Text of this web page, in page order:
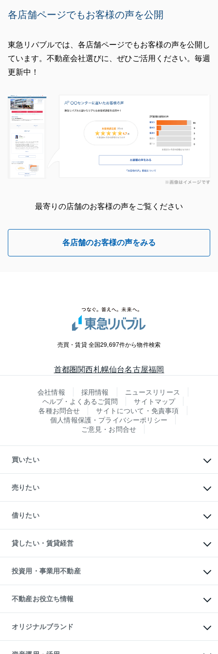
各店舗ページでもお客様の声を公開
東急リバブルでは、各店舗ページでもお客様の声を公開し
ています。不動産会社選びに、ぜひご活用ください。毎週
更新中！
最寄りの店舗のお客様の声をご覧ください
各店舗のお客様の声をみる
売買・賃貸 全国29,697件から物件検索
首都圏関西札幌仙台名古屋福岡
会社情報 採用情報
ニュースリリース
ヘルプ・よくあるご質問
サイトマップ
各種お問合せ
サイトについて・免責事項
個人情報保護・プライバシーポリシー
ご意見・お問合せ
買いたい
新築・分譲マンションの購入
中古マンションの購入
一戸建ての購入
中古一戸建ての購入
不動産購入の流れ
注目キーワード物件特集
購入ガイド
English 繁体中文簡体中文
売りたい
一戸建ての売却・査定
土地の売却・査定
スピードAI査定
不動産査定について
不動産売却の流れ
不動産買換えの流れ
売却ガイド
借りたい
オフィス・店舗の賃貸
借りるときの流れ
借りるガイド
貸したい・賃貸経営
マンション賃料データ
賃貸管理プラン
リロケーションについて
貸すガイド
投資用・事業用不動産
事業用不動産
マンション投資
投資用マンション
アパート経営
収益物件
ビル購入（ビル一棟）
不動産お役立ち情報
マンションライブラリー
人気マンションランキング
暮らしに役立つ不動産メディア
オリジナルブランド
一棟リノベーションマンション